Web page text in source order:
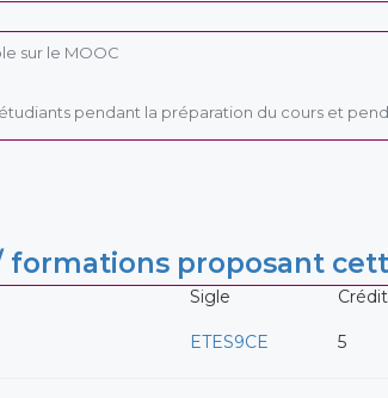
sur le MOOC
pendant la préparation du cours et
formations proposant
Sigle
ETES9CE 5